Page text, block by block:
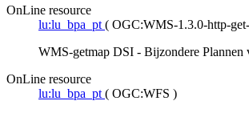
OnLine resource
lu:lu_bpa_pt( OGC:WMS-1.3.0-http-
WMS-getmap DSI - Bijzondere Plannen
OnLine resource
lu:lu_bpa_pt( OGC:WFS )